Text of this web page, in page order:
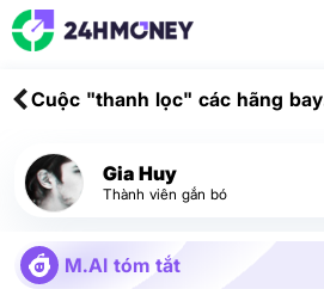
Cuộc "thanh lọc" các hãng bay
Gia Huy
Thành viên gắn bó
M.AI tóm tắt